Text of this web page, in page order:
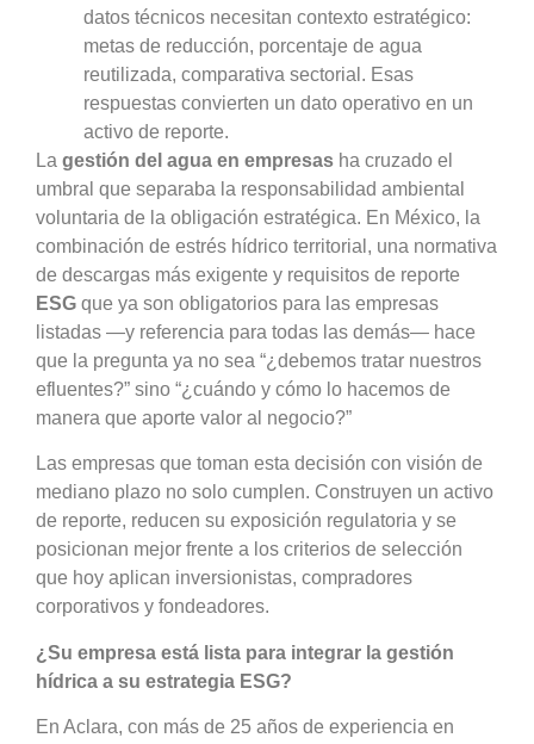
datos técnicos necesitan contexto estratégico:
metas de reducción, porcentaje de agua
reutilizada, comparativa sectorial. Esas
respuestas convierten un dato operativo en un
activo de reporte.
La gestión del agua en empresas ha cruzado el
umbral que separaba la responsabilidad ambiental
voluntaria de la obligación estratégica. En México, la
combinación de estrés hídrico territorial, una normativa
de descargas más exigente y requisitos de reporte
ESG que ya son obligatorios para las empresas
listadas —y referencia para todas las demás— hace
que la pregunta ya no sea “¿debemos tratar nuestros
efluentes?” sino “¿cuándo y cómo lo hacemos de
manera que aporte valor al negocio?”
Las empresas que toman esta decisión con visión de
mediano plazo no solo cumplen. Construyen un activo
de reporte, reducen su exposición regulatoria y se
posicionan mejor frente a los criterios de selección
que hoy aplican inversionistas, compradores
corporativos y fondeadores.
¿Su empresa está lista para integrar la gestión
hídrica a su estrategia ESG?
En Aclara, con más de 25 años de experiencia en